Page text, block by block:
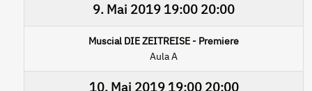
9. Mai 2019 19:00 20:00
Muscial DIE ZEITREISE - Premiere
Aula A
10. Mai 201919:00 20:00